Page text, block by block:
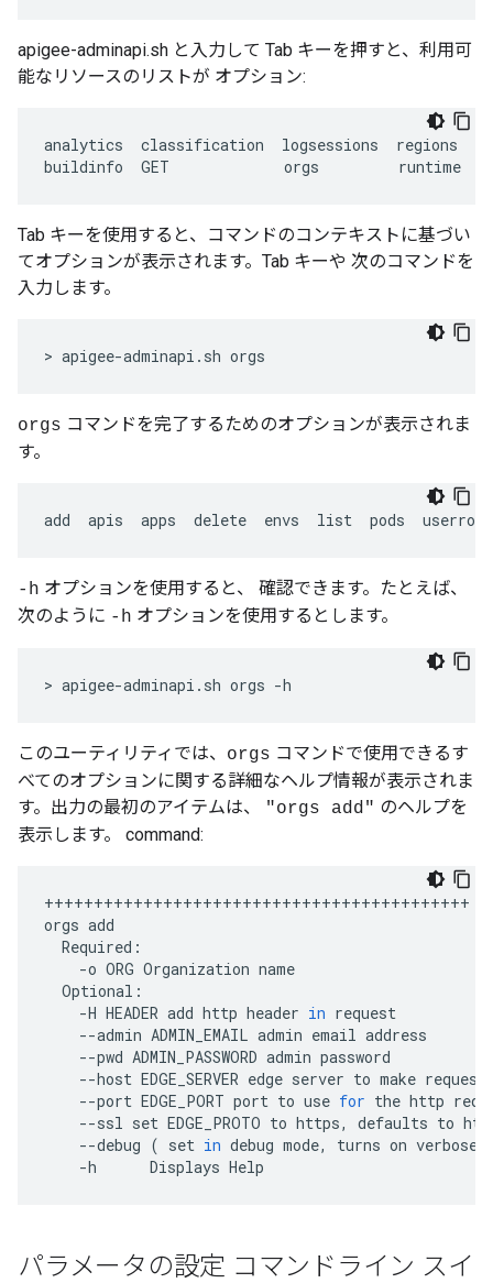
apigee-adminapi.sh と入力して Tab キーを押すと、利用可
能なリソースのリストが オプション:
analytics classification logsessions regions
buildinfo
GET orgs runtime
Tab キーを使用すると、コマンドのコンテキストに基づい
てオプションが表示されます。Tab キーや 次のコマンドを
入力します。
> apigee-adminapi.sh orgs
orgs コマンドを完了するためのオプションが表示されま
す。
add  apis  apps  delete  envs  list  pods
-h オプションを使用すると、 確認できます。たとえば、
次のように -h オプションを使用するとします。
> apigee-adminapi.sh orgs -h
このユーティリティでは、 orgs コマンドで使用できるす
べてのオプションに関する詳細なヘルプ情報が表示されま
す。出力の最初のアイテムは、
"orgs add" のヘルプを
表示します。 command:
+++++++++++++++++++++++++++++++++++++++++++
orgs add
Required :
-o ORG Organization name
Optional :
-H HEADER add http header in request
--admin ADMIN_EMAIL admin email address
--pwd ADMIN_PASSWORD admin password
--host EDGE_SERVER edge server to make request
--port EDGE_PORT port to use for the http
--ssl set EDGE_PROTO to https, defaults to
--debug ( set in debug mode, turns on verbose
-h Displays Help
パラメータの設定 コマンドライン スイ